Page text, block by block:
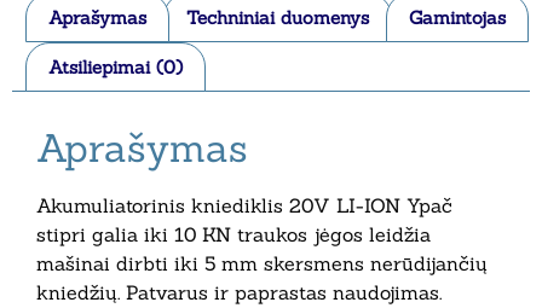
Aprašymas Techniniai duomenys Gamintojas
Atsiliepimai (0)
Aprašymas
Akumuliatorinis kniediklis 20V LI-ION Ypač
stipri galia iki 10 KN traukos jėgos leidžia
mašinai dirbti iki 5 mm skersmens nerūdijančių
kniedžių. Patvarus ir paprastas naudojimas.